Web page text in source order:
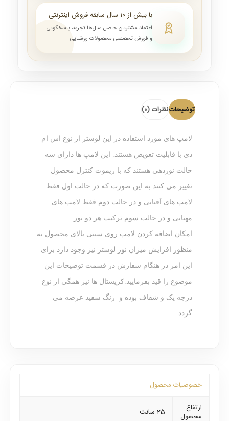
با بیش از ۱۰ سال سابقه فروش اینترنتی
اعتماد مشتریان حاصل سال‌ها تجربه، پاسخگویی
و فروش تخصصی محصولات روشنایی
توضیحاتنظرات (0)
لامپ های مورد استفاده در این لوستر از نوع اس ام
دی با قابلیت تعویض هستند. این لامپ ها دارای سه
حالت نوردهی هستند که با ریموت کنترل محصول
تغییر می کنند به این صورت که در حالت اول فقط
لامپ های آفتابی و در حالت دوم فقط لامپ های
مهتابی و در حالت سوم ترکیب هر دو نور.
امکان اضافه کردن لامپ روی سینی بالای محصول به
منظور افزایش میزان نور لوستر نیز وجود دارد برای
این امر در هنگام سفارش در قسمت توضیحات این
موضوع را قید بفرمایید.کریستال ها نیز همگی از نوع
درجه یک و شفاف بوده و رنگ سفید عرضه می
گردد.
خصوصیات محصول
ارتفاع
محصول
25 سانت